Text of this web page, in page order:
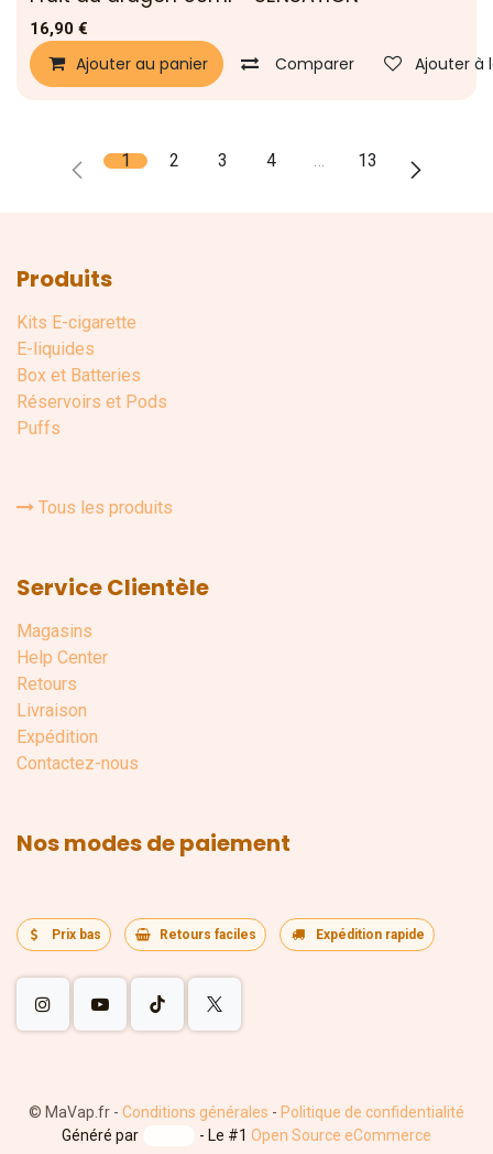
16,90 €
Ajouter au panier Comparer Ajouter à
1 2 3 4 13
Produits
Kits E-cigarette
E-liquides
Box et Batteries
Réservoirs et Pods
Puffs
Tous les produits
Service Clientèle
Magasins
Help Center
Retours
Livraison
Expédition
Contactez-nous
Nos modes de paiement
Prix bas Retours faciles Expédition rapide
© MaVap.fr - Conditions générales - Politique de confidentialité
Généré par
- Le #1 Open Source eCommerce